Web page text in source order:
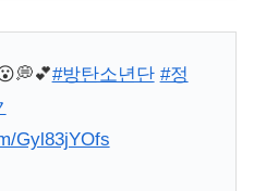
#방탄소년단 #정
Gyl83jYOfs